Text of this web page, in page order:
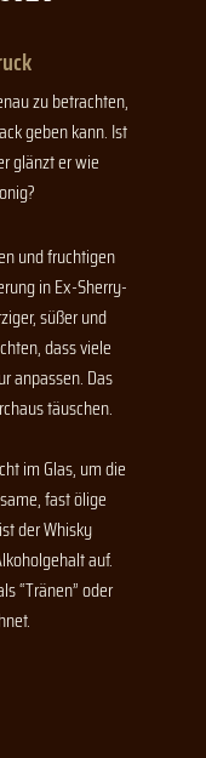
zu betrachten,
geben kann. Ist
glänzt er wie
und fruchtigen
in Ex-Sherry-
süßer und
dass viele
anpassen. Das
täuschen.
im Glas, um die
fast ölige
der Whisky
auf.
“Tränen” oder